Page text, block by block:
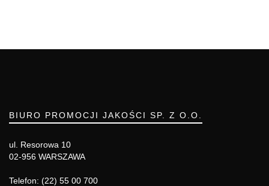
BIURO PROMOCJI JAKOŚCI SP. Z O.O.
ul. Resorowa 10
02-956 WARSZAWA
Telefon: (22) 55 00 700